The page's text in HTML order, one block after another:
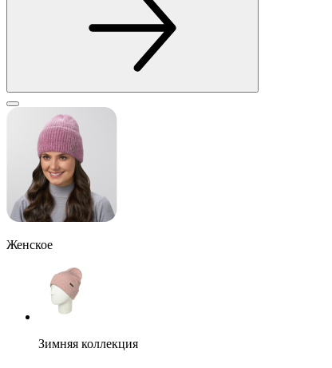
Женское
Зимняя коллекция